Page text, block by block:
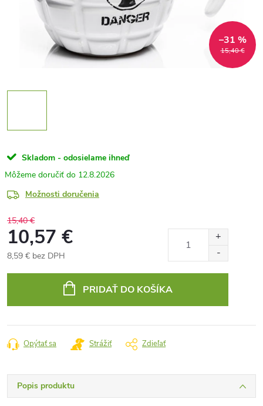
15,40 €
–31 %
Skladom - odosielame ihneď
12.8.2026
Možnosti doručenia
15,40 €
10,57 €
8,59 € bez DPH
PRIDAŤ DO KOŠÍKA
Opýtať sa Strážiť Zdieľať
Popis produktu